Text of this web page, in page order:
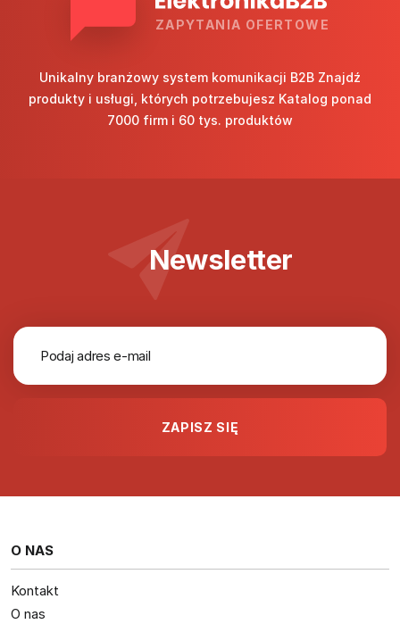
ZAPYTANIA OFERTOWE
Unikalny branżowy system komunikacji B2B Znajdź
produkty i usługi, których potrzebujesz Katalog ponad
7000 firm i 60 tys. produktów
Newsletter
O NAS
Kontakt
O nas